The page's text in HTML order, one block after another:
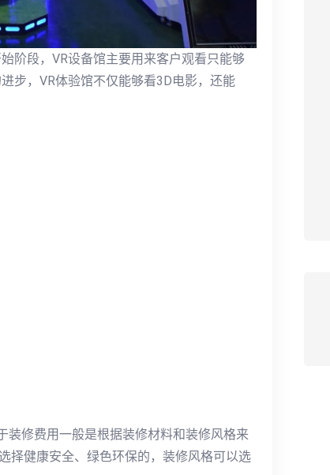
阶段，VR设备馆主要用来客户观看只能够
步，VR体验馆不仅能够看3D电影，还能
装修费用一般是根据装修材料和装修风格来
择健康安全、绿色环保的，装修风格可以选